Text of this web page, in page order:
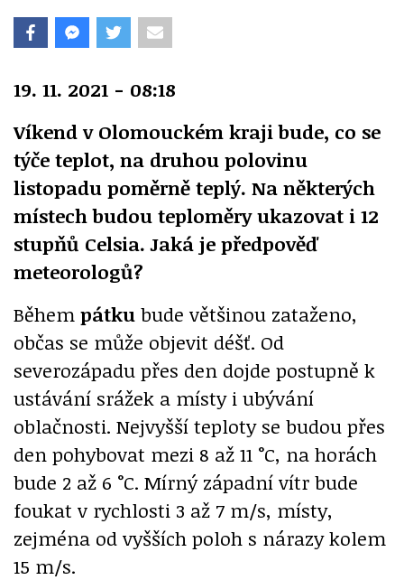
19. 11. 2021 - 08:18
Víkend v Olomouckém kraji bude, co se
týče teplot, na druhou polovinu
listopadu poměrně teplý. Na některých
místech budou teploměry ukazovat i 12
stupňů Celsia. Jaká je předpověď
meteorologů?
Během pátku bude většinou zataženo,
občas se může objevit déšť. Od
severozápadu přes den dojde postupně k
ustávání srážek a místy i ubývání
oblačnosti. Nejvyšší teploty se budou přes
den pohybovat mezi 8 až 11 °C, na horách
bude 2 až 6 °C. Mírný západní vítr bude
foukat v rychlosti 3 až 7 m/s, místy,
zejména od vyšších poloh s nárazy kolem
15 m/s.